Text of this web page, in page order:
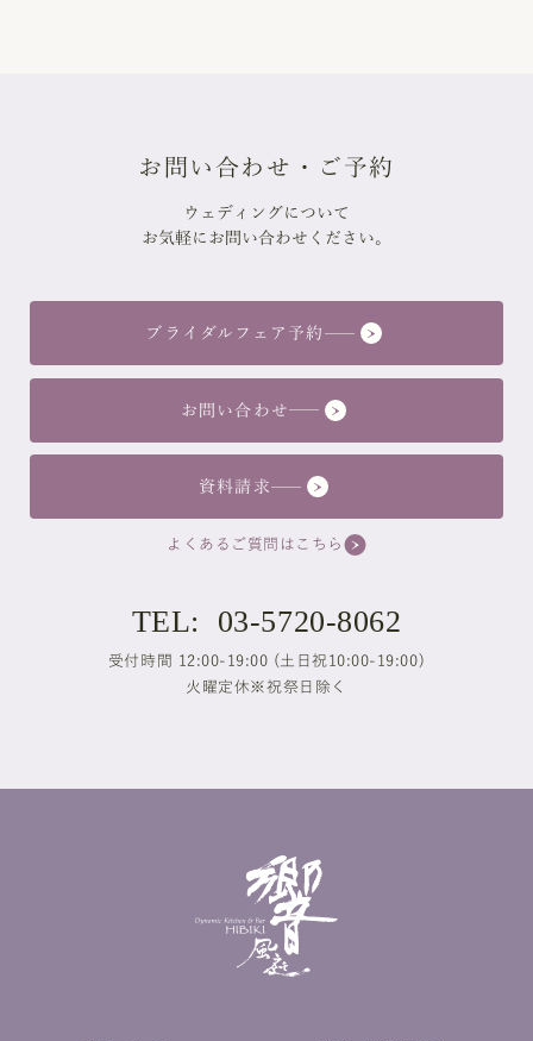
お問い合わせ・ご予約
ウェディングについて
お気軽にお問い合わせください。
ブライダルフェア予約
お問い合わせ
資料請求
よくあるご質問はこちら
TEL: 03-5720-8062
受付時間 12:00-19:00 (土日祝10:00-19:00)
火曜定休※祝祭日除く